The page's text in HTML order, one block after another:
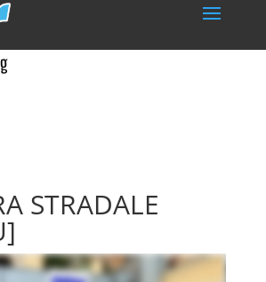
STRADALE